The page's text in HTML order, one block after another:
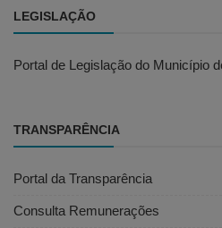
LEGISLAÇÃO
Portal de Legislação do Município
TRANSPARÊNCIA
Portal da Transparência
Consulta Remunerações